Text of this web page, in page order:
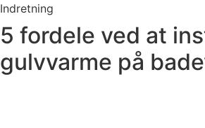
Indretning
5 fordele ved at
gulvvarme på